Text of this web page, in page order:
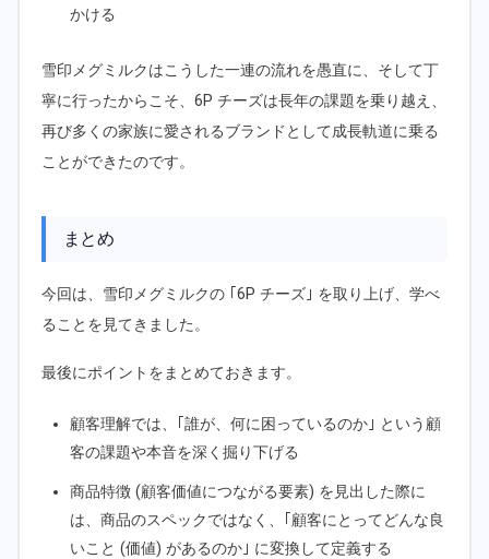
かける
雪印メグミルクはこうした一連の流れを愚直に、そして丁
寧に行ったからこそ、6P チーズは長年の課題を乗り越え、
再び多くの家族に愛されるブランドとして成長軌道に乗る
ことができたのです。
まとめ
今回は、雪印メグミルクの ｢6P チーズ｣ を取り上げ、学べ
ることを見てきました。
最後にポイントをまとめておきます。
顧客理解では、｢誰が、何に困っているのか｣ という顧
客の課題や本音を深く掘り下げる
商品特徴 (顧客価値につながる要素) を見出した際に
は、商品のスペックではなく、｢顧客にとってどんな良
いこと (価値) があるのか｣ に変換して定義する